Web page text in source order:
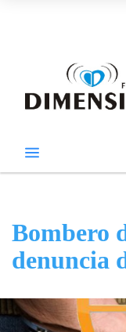
Bombero
denuncia